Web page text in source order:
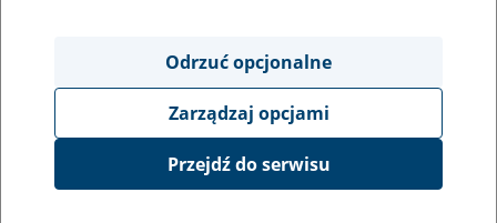
Ukryj wszystkie pozycje bazy
AUTOVER Spółka Jawna - Lubin
Odrzuć opcjonalne
Zarządzaj opcjami
Przejdź do serwisu